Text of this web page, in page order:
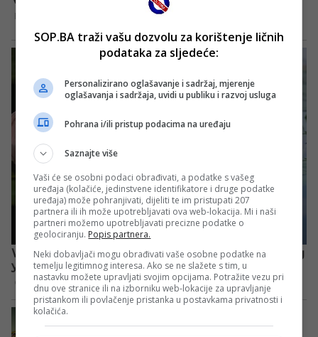
SOP.BA traži vašu dozvolu za korištenje ličnih
podataka za sljedeće:
Personalizirano oglašavanje i sadržaj, mjerenje
oglašavanja i sadržaja, uvidi u publiku i razvoj usluga
Pohrana i/ili pristup podacima na uređaju
Saznajte više
Vaši će se osobni podaci obrađivati, a podatke s vašeg
uređaja (kolačiće, jedinstvene identifikatore i druge podatke
uređaja) može pohranjivati, dijeliti te im pristupati 207
partnera ili ih može upotrebljavati ova web-lokacija. Mi i naši
partneri možemo upotrebljavati precizne podatke o
geolociranju. Popis partnera.
Neki dobavljači mogu obrađivati vaše osobne podatke na
temelju legitimnog interesa. Ako se ne slažete s tim, u
nastavku možete upravljati svojim opcijama. Potražite vezu pri
dnu ove stranice ili na izborniku web-lokacije za upravljanje
pristankom ili povlačenje pristanka u postavkama privatnosti i
kolačića.